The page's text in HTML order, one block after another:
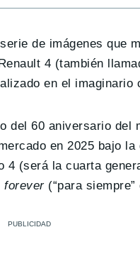
de imágenes que
4 (también
en el imaginario
60 aniversario del
en 2025 bajo
(será la cuarta
forever(“para siempre”